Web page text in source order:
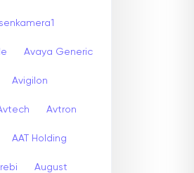
Avaya Generic
Avigilon
Avtron
AAT Holding
August